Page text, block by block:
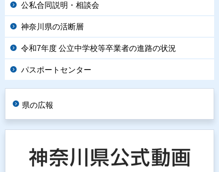
公私合同説明・相談会
神奈川県の活断層
令和7年度 公立中学校等卒業者の進路の状況
パスポートセンター
県の広報